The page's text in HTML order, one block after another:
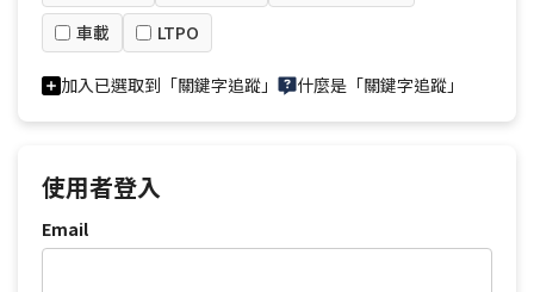
車載
LTPO
加入已選取到「關鍵字追蹤」 什麼是「關鍵字追蹤」
使用者登入
Email